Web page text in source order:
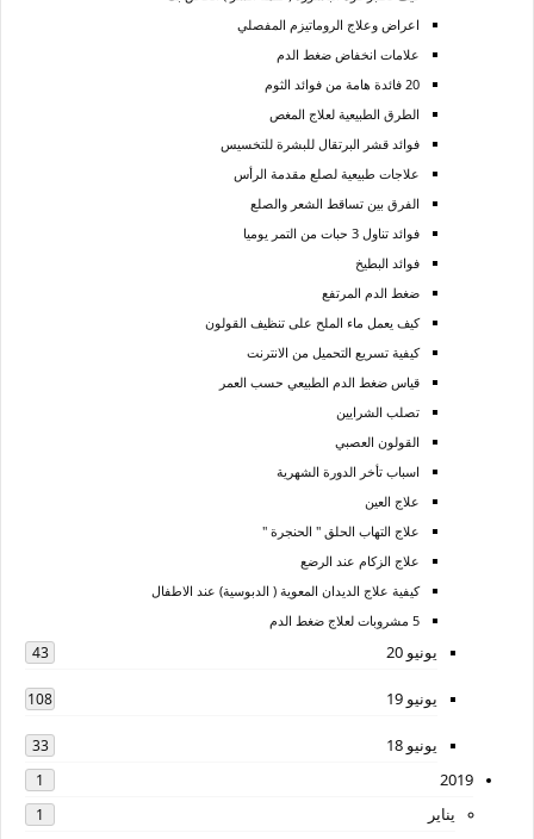
اعراض وعلاج الروماتيزم المفصلي
علامات انخفاض ضغط الدم
20 فائدة هامة من فوائد الثوم
الطرق الطبيعية لعلاج المغص
فوائد قشر البرتقال للبشرة للتخسيس
علاجات طبيعية لصلع مقدمة الرأس
الفرق بين تساقط الشعر والصلع
فوائد تناول 3 حبات من التمر يوميا
فوائد البطيخ
ضغط الدم المرتفع
كيف يعمل ماء الملح على تنظيف القولون
كيفية تسريع التحميل من الانترنت
قياس ضغط الدم الطبيعي حسب العمر
تصلب الشرايين
القولون العصبي
اسباب تأخر الدورة الشهرية
علاج العين
علاج التهاب الحلق " الحنجرة "
علاج الزكام عند الرضع
كيفية علاج الديدان المعوية ( الدبوسية) عند الاطفال
5 مشروبات لعلاج ضغط الدم
يونيو 20 43
يونيو 19 108
يونيو 18 33
2019
1
يناير 1